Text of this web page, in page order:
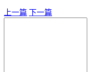
上一篇 下一篇